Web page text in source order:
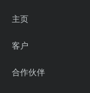
主页
客户
合作伙伴